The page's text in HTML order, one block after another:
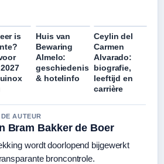
is
Huis van
Bewaring
Almelo:
geschiedenis
& hotelinfo
Ceylin del
Carmen
Alvarado:
biografie,
leeftijd en
carrière
AUTEUR
Bram Bakker de Boer
wordt doorlopend bijgewerkt
broncontrole.